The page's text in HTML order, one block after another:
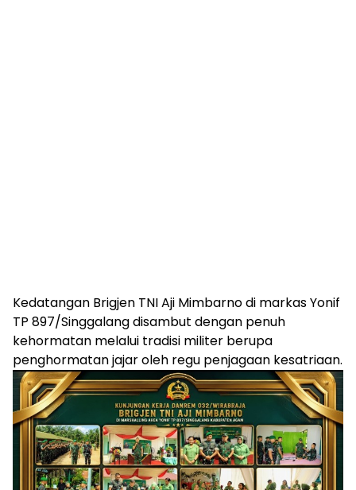
Kedatangan Brigjen TNI Aji Mimbarno di markas Yonif
TP 897/Singgalang disambut dengan penuh
kehormatan melalui tradisi militer berupa
penghormatan jajar oleh regu penjagaan kesatriaan.